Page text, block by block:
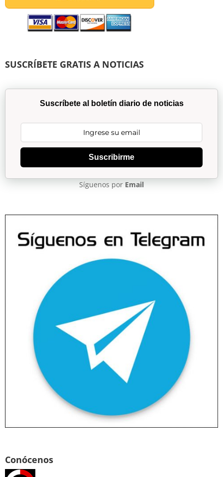
SUSCRÍBETE GRATIS A NOTICIAS
Suscríbete al boletín diario de noticias
Suscribirme
Síguenos por Email
Conócenos